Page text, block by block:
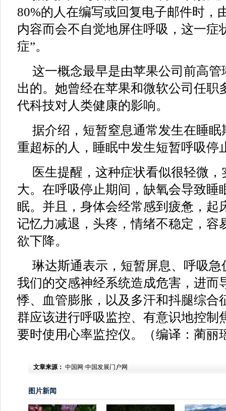
80%的人在编写或回复电子邮件时，
内容而会不自觉地屏住呼吸，这一症
症”。
这一概念最早是由苹果公司前高管
出的。她曾经在苹果和微软公司任职
代科技对人类健康的影响。
据介绍，短暂窒息通常发生在睡
重超标的人，睡眠中发生短暂呼吸停
医生提醒，这种症状看似很轻微
大。在呼吸停止期间，缺氧会导致睡
眠。并且，身体会经常感到疲惫，起
记忆力减退，头疼，情绪不稳定，容
欲下降。
琳达斯通表示，短暂屏息、呼吸
我们的交感神经系统造成危害，进而
悸、血管膨胀，以及多汗和抖腿综合
群应该进行呼吸监控、有意识地控制
要时使用心率监控仪。（编译：蔺丽
文章来源： 中国网·中国发展门户网